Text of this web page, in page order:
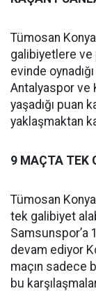
Tümosan
galibiyetlere ve
evinde
Antalyaspor ve
yaşadığı puan
yaklaşmaktan
9 MAÇTA TEK
Tümosan
tek galibiyet
Samsunspor’a
devam ediyor
maçın sadece
bu